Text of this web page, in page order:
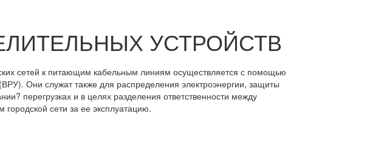
УСТРОЙСТВ
сетей к питающим кабельным линиям осуществляется с помощью
Они служат также для распределения электроэнергии, защиты
перегрузках и в целях разделения ответственности между
сети за ее эксплуатацию.